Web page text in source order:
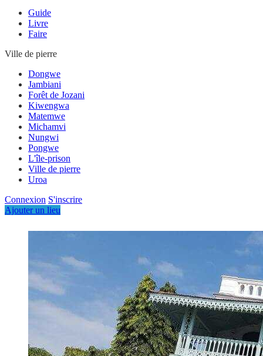
Guide
Livre
Faire
Ville de pierre
Dongwe
Jambiani
Forêt de Jozani
Kiwengwa
Matemwe
Michamvi
Nungwi
Pongwe
L'île-prison
Ville de pierre
Uroa
Connexion S'inscrire
Ajouter un lieu